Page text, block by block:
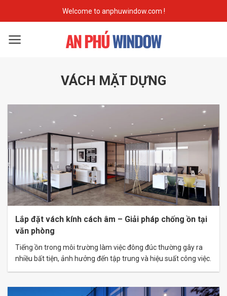
Welcome to anphuwindow.com !
VÁCH MẶT DỰNG
Lắp đặt vách kính cách âm – Giải pháp chống ồn tại
văn phòng
Tiếng ồn trong môi trường làm việc đông đúc thường gây ra
nhiều bất tiện, ảnh hưởng đến tập trung và hiệu suất công việc.